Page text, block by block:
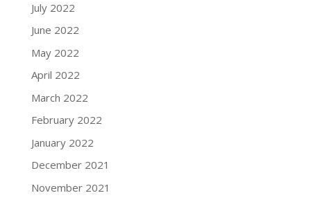
July 2022
June 2022
May 2022
April 2022
March 2022
February 2022
January 2022
December 2021
November 2021